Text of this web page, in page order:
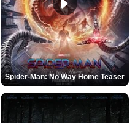
Spider-Man: No Way Home Teaser